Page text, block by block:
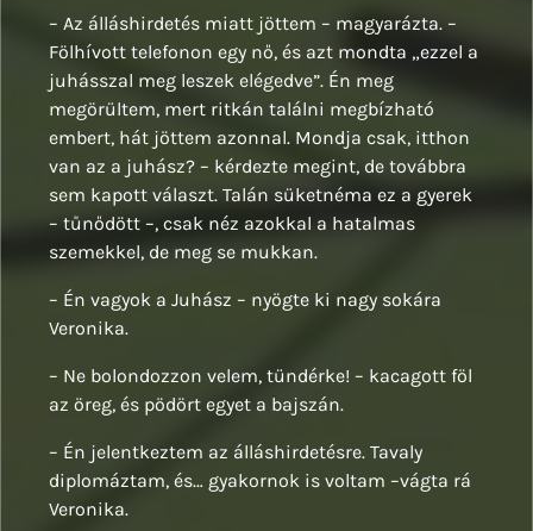
– Az álláshirdetés miatt jöttem – magyarázta. –
Fölhívott telefonon egy nő, és azt mondta „ezzel a
juhásszal meg leszek elégedve”. Én meg
megörültem, mert ritkán találni megbízható
embert, hát jöttem azonnal. Mondja csak, itthon
van az a juhász? – kérdezte megint, de továbbra
sem kapott választ. Talán süketnéma ez a gyerek
– tűnődött –, csak néz azokkal a hatalmas
szemekkel, de meg se mukkan.
– Én vagyok a Juhász – nyögte ki nagy sokára
Veronika.
– Ne bolondozzon velem, tündérke! – kacagott föl
az öreg, és pödört egyet a bajszán.
– Én jelentkeztem az álláshirdetésre. Tavaly
diplomáztam, és… gyakornok is voltam –vágta rá
Veronika.